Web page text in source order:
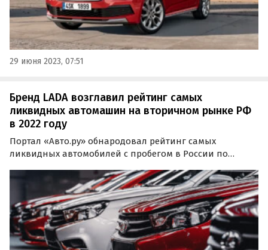
29 июня 2023, 07:51
Бренд LADA возглавил рейтинг самых
ликвидных автомашин на вторичном рынке РФ
в 2022 году
Портал «Авто.ру» обнародовал рейтинг самых
ликвидных автомобилей с пробегом в России по
исследования эксперты подробно изучили
предпочтения профессиональных продавцов,
регулярно выставляющих на продажу…